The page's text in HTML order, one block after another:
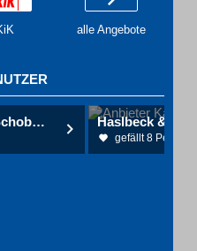
alle Angebote
Huber Josef Dr.med. , Schober Claudia Dr.med. Hautärzte Allergologie
gefällt 8 Personen